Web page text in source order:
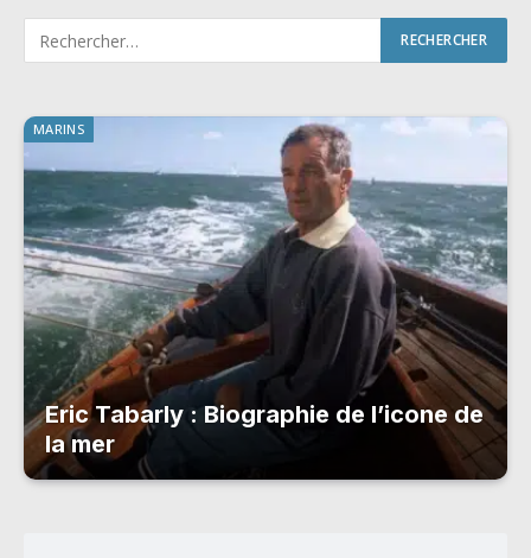
MARINS
Eric Tabarly : Biographie de l’icone de
la mer